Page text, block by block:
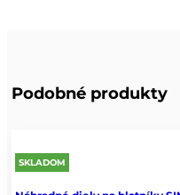
Podobné produkty
SKLADOM